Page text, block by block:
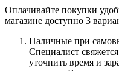
Оплачивайте покупки
магазине доступно 3
Наличные при
Специалист
уточнить время и